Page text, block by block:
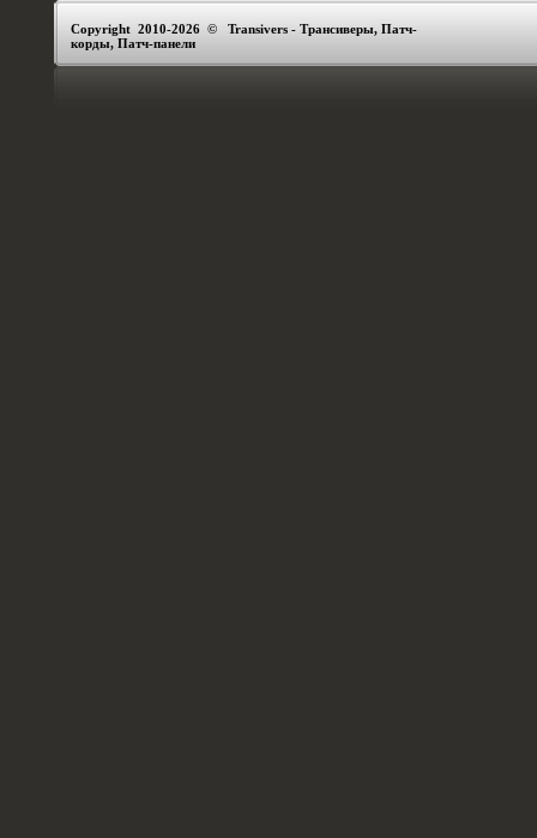
Copyright 2010-2026 © Transivers - Трансиверы, Патч-
корды, Патч-панели